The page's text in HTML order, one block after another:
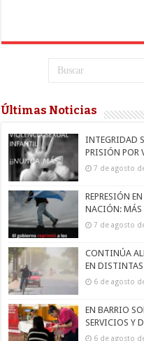
Últimas Noticias
INTEGRIDAD
PRISIÓN POR
7 de agosto
REPRESIÓN
NACIÓN: MÁS
7 de agosto
CONTINÚA
EN
6 de agosto
EN BARRIO
SERVICIOS Y
6 de agosto